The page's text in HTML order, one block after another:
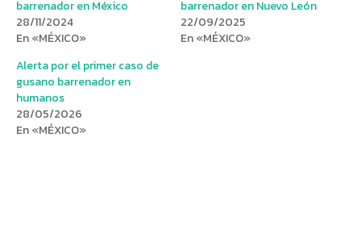
barrenador en México
28/11/2024
En «MÉXICO»
barrenador en Nuevo León
22/09/2025
En «MÉXICO»
Alerta por el primer caso de
gusano barrenador en
humanos
28/05/2026
En «MÉXICO»